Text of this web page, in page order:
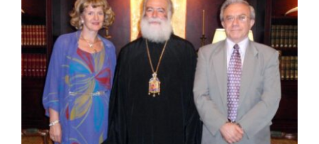
ΕΝΗΜΕΡΩΣΗ
ΣΥΝΔΕΣΕΙΣ
εικόνας